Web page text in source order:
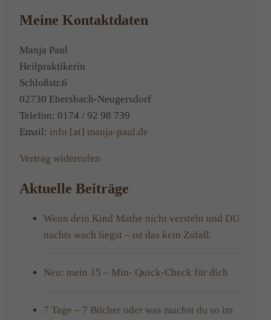
Meine Kontaktdaten
Manja Paul
Heilpraktikerin
Schloßstr.6
02730 Ebersbach-Neugersdorf
Telefon: 0174 / 92 98 739
Email: info [at] manja-paul.de
Vertrag widerrufen
Aktuelle Beiträge
Wenn dein Kind Mathe nicht versteht und DU
nachts wach liegst – ist das kein Zufall.
Neu: mein 15 – Min- Quick-Check für dich
7 Tage – 7 Bücher oder was machst du so im